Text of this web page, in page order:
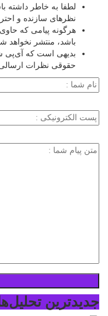
لطفا به خاطر داشته
نظرهای سازنده و
هرگونه پیامی که حاوی
باشد، منتشر نخواهد
بدیهی است که آی‌پی
حقوقی نظرات ارسالی
جدیدترین